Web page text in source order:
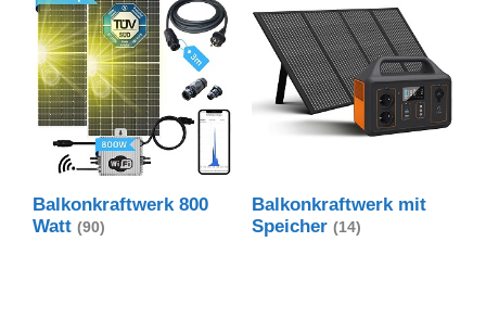
Balkonkraftwerk 800
Watt (90)
Balkonkraftwerk mit
Speicher (14)